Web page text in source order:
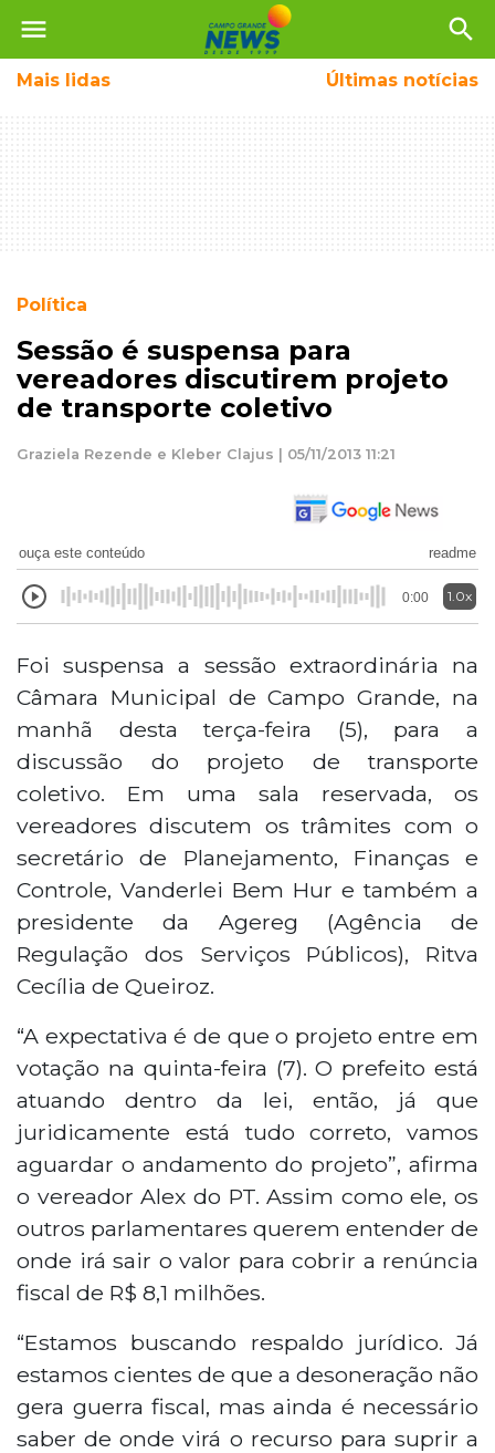
menu search
Mais lidas Últimas notícias
Política
Sessão é suspensa para
vereadores discutirem projeto
de transporte coletivo
Graziela Rezende e Kleber Clajus | 05/11/2013 11:21
ouça este conteúdo readme
0:00 1.0x
Foi suspensa a sessão extraordinária na
Câmara Municipal de Campo Grande, na
manhã desta terça-feira (5), para a
discussão do projeto de transporte
coletivo. Em uma sala reservada, os
vereadores discutem os trâmites com o
secretário de Planejamento, Finanças e
Controle, Vanderlei Bem Hur e também a
presidente da Agereg (Agência de
Regulação dos Serviços Públicos), Ritva
Cecília de Queiroz.
“A expectativa é de que o projeto entre em
votação na quinta-feira (7). O prefeito está
atuando dentro da lei, então, já que
juridicamente está tudo correto, vamos
aguardar o andamento do projeto”, afirma
o vereador Alex do PT. Assim como ele, os
outros parlamentares querem entender de
onde irá sair o valor para cobrir a renúncia
fiscal de R$ 8,1 milhões.
“Estamos buscando respaldo jurídico. Já
estamos cientes de que a desoneração não
gera guerra fiscal, mas ainda é necessário
saber de onde virá o recurso para suprir a